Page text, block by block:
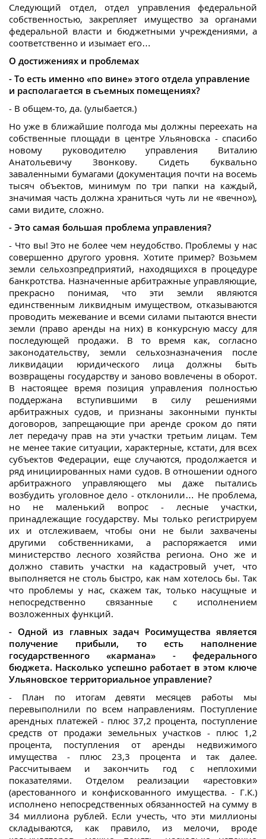
Следующий отдел, отдел управления федеральной
собственностью, закрепляет имущество за органами
федеральной власти и бюджетными учреждениями, а
соответственно и изымает его…
О достижениях и проблемах
- То есть именно «по вине» этого отдела управление
и располагается в съемных помещениях?
- В общем-то, да. (улыбается.)
Но уже в ближайшие полгода мы должны переехать на
собственные площади в центре Ульяновска - спасибо
новому руководителю управления Виталию
Анатольевичу Звонкову. Сидеть буквально
заваленными бумагами (документация почти на восемь
тысяч объектов, минимум по три папки на каждый,
значимая часть должна храниться чуть ли не «вечно»),
сами видите, сложно.
- Это самая большая проблема управления?
- Что вы! Это не более чем неудобство. Проблемы у нас
совершенно другого уровня. Хотите пример? Возьмем
земли сельхозпредприятий, находящихся в процедуре
банкротства. Назначенные арбитражные управляющие,
прекрасно понимая, что эти земли являются
единственным ликвидным имуществом, отказываются
проводить межевание и всеми силами пытаются внести
земли (право аренды на них) в конкурсную массу для
последующей продажи. В то время как, согласно
законодательству, земли сельхозназначения после
ликвидации юридического лица должны быть
возвращены государству и заново вовлечены в оборот.
В настоящее время позиция управления полностью
поддержана вступившими в силу решениями
арбитражных судов, и признаны законными пункты
договоров, запрещающие при аренде сроком до пяти
лет передачу прав на эти участки третьим лицам. Тем
не менее такие ситуации, характерные, кстати, для всех
субъектов Федерации, еще случаются, продолжается и
ряд инициированных нами судов. В отношении одного
арбитражного управляющего мы даже пытались
возбудить уголовное дело - отклонили… Не проблема,
но не маленький вопрос - лесные участки,
принадлежащие государству. Мы только регистрируем
их и отслеживаем, чтобы они не были захвачены
другими собственниками, а распоряжается ими
министерство лесного хозяйства региона. Оно же и
должно ставить участки на кадастровый учет, что
выполняется не столь быстро, как нам хотелось бы. Так
что проблемы у нас, скажем так, только насущные и
непосредственно связанные с исполнением
возложенных функций.
- Одной из главных задач Росимущества является
получение прибыли, то есть наполнение
государственного «кармана» - федерального
бюджета. Насколько успешно работает в этом ключе
Ульяновское территориальное управление?
- План по итогам девяти месяцев работы мы
перевыполнили по всем направлениям. Поступление
арендных платежей - плюс 37,2 процента, поступление
средств от продажи земельных участков - плюс 1,2
процента, поступления от аренды недвижимого
имущества - плюс 23,3 процента и так далее.
Рассчитываем и закончить год с неплохими
показателями. Отделом реализации «арестовки»
(арестованного и конфискованного имущества. - Г.К.)
исполнено непосредственных обязанностей на сумму в
34 миллиона рублей. Если учесть, что эти миллионы
складываются, как правило, из мелочи, вроде